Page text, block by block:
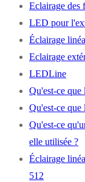
Eclairage des
LED pour
Éclairage
Eclairage
LEDLine
Qu'est-ce que
Qu'est-ce que
Qu'est-ce
elle utilisée ?
Éclairage
512